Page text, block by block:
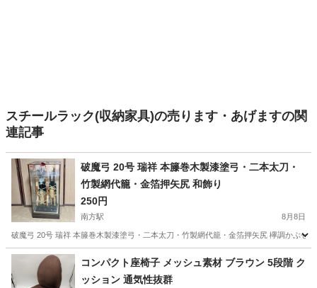
スチールラック(収納家具)の売ります・あげますの関
連記事
破魔弓 20号 瑞祥 本籐巻木製漆塗弓・二本太刀・
竹製網代籠・金箔押矢尻 和飾り
250円
南方駅 8月8日
破魔弓 20号 瑞祥 本籐巻木製漆塗弓・二本太刀・竹製網代籠・金箔押矢尻 欅調かぶせ
大阪 大阪市 南方駅 インテリア雑貨/小物
コンパクト座椅子 メッシュ素材 ブラウン 5段階 ク
ッション 通気性抜群